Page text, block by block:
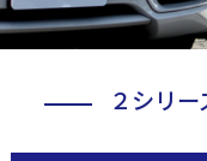
２シリ